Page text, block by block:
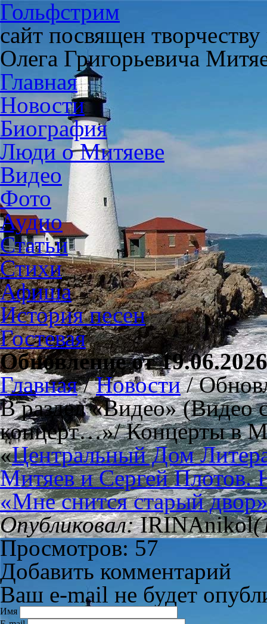
Гольфстрим
сайт посвящен
Олега Григорьевича
Главная
Новости
Биография
Люди о Митяеве
Видео
Фото
Аудио
Статьи
Стихи
Афиша
История песен
Гостевая
Обновление от 19.06.2026
Главная/Новости/
В раздел «Видео» (Видео
концерт…»/ Концерты в
«Центральный Дом
Митяев и Сергей Плотов.
«Мне снится старый
Опубликовал:IRINAnikol
Просмотров: 57
Добавить комментарий
Ваш e-mail не будет
Имя